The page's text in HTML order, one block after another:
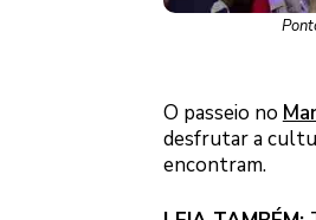
O passeio no
desfrutar a
encontram.